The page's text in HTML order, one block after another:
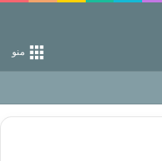
منو
از راه خداست‌!